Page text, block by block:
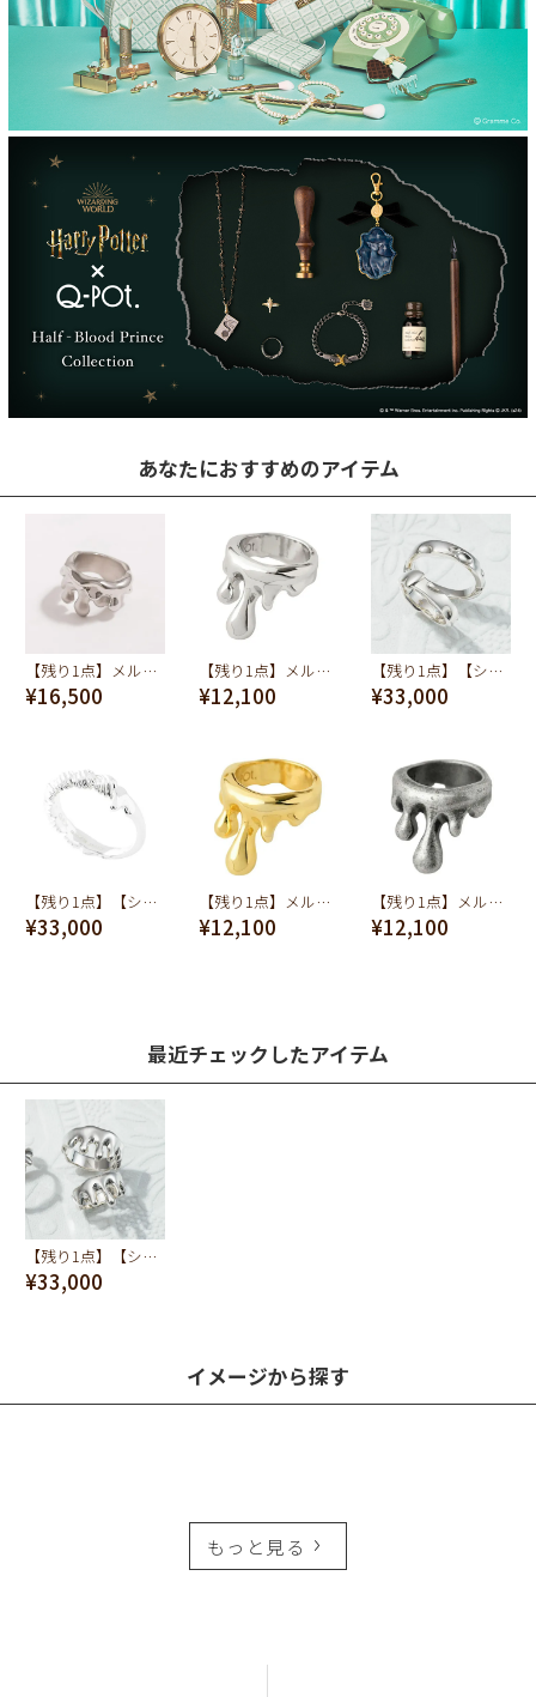
あなたにおすすめのアイテム
【残り1点】メルティーメルト リング(シルバー×マットシルバー)
¥16,500
【残り1点】メルトリング(シルバー)
¥12,100
【残り1点】【シルバー925】チーズ(S) リング【スペシャルパッケージつき】
¥33,000
【残り1点】【シルバー925】クリームラウンド リング
¥33,000
【残り1点】メルトリング(ゴールド)
¥12,100
【残り1点】メルトリング(アンティークシルバー)
¥12,100
最近チェックしたアイテム
【残り1点】【シルバー925】メルト リング
¥33,000
イメージから探す
もっと見る